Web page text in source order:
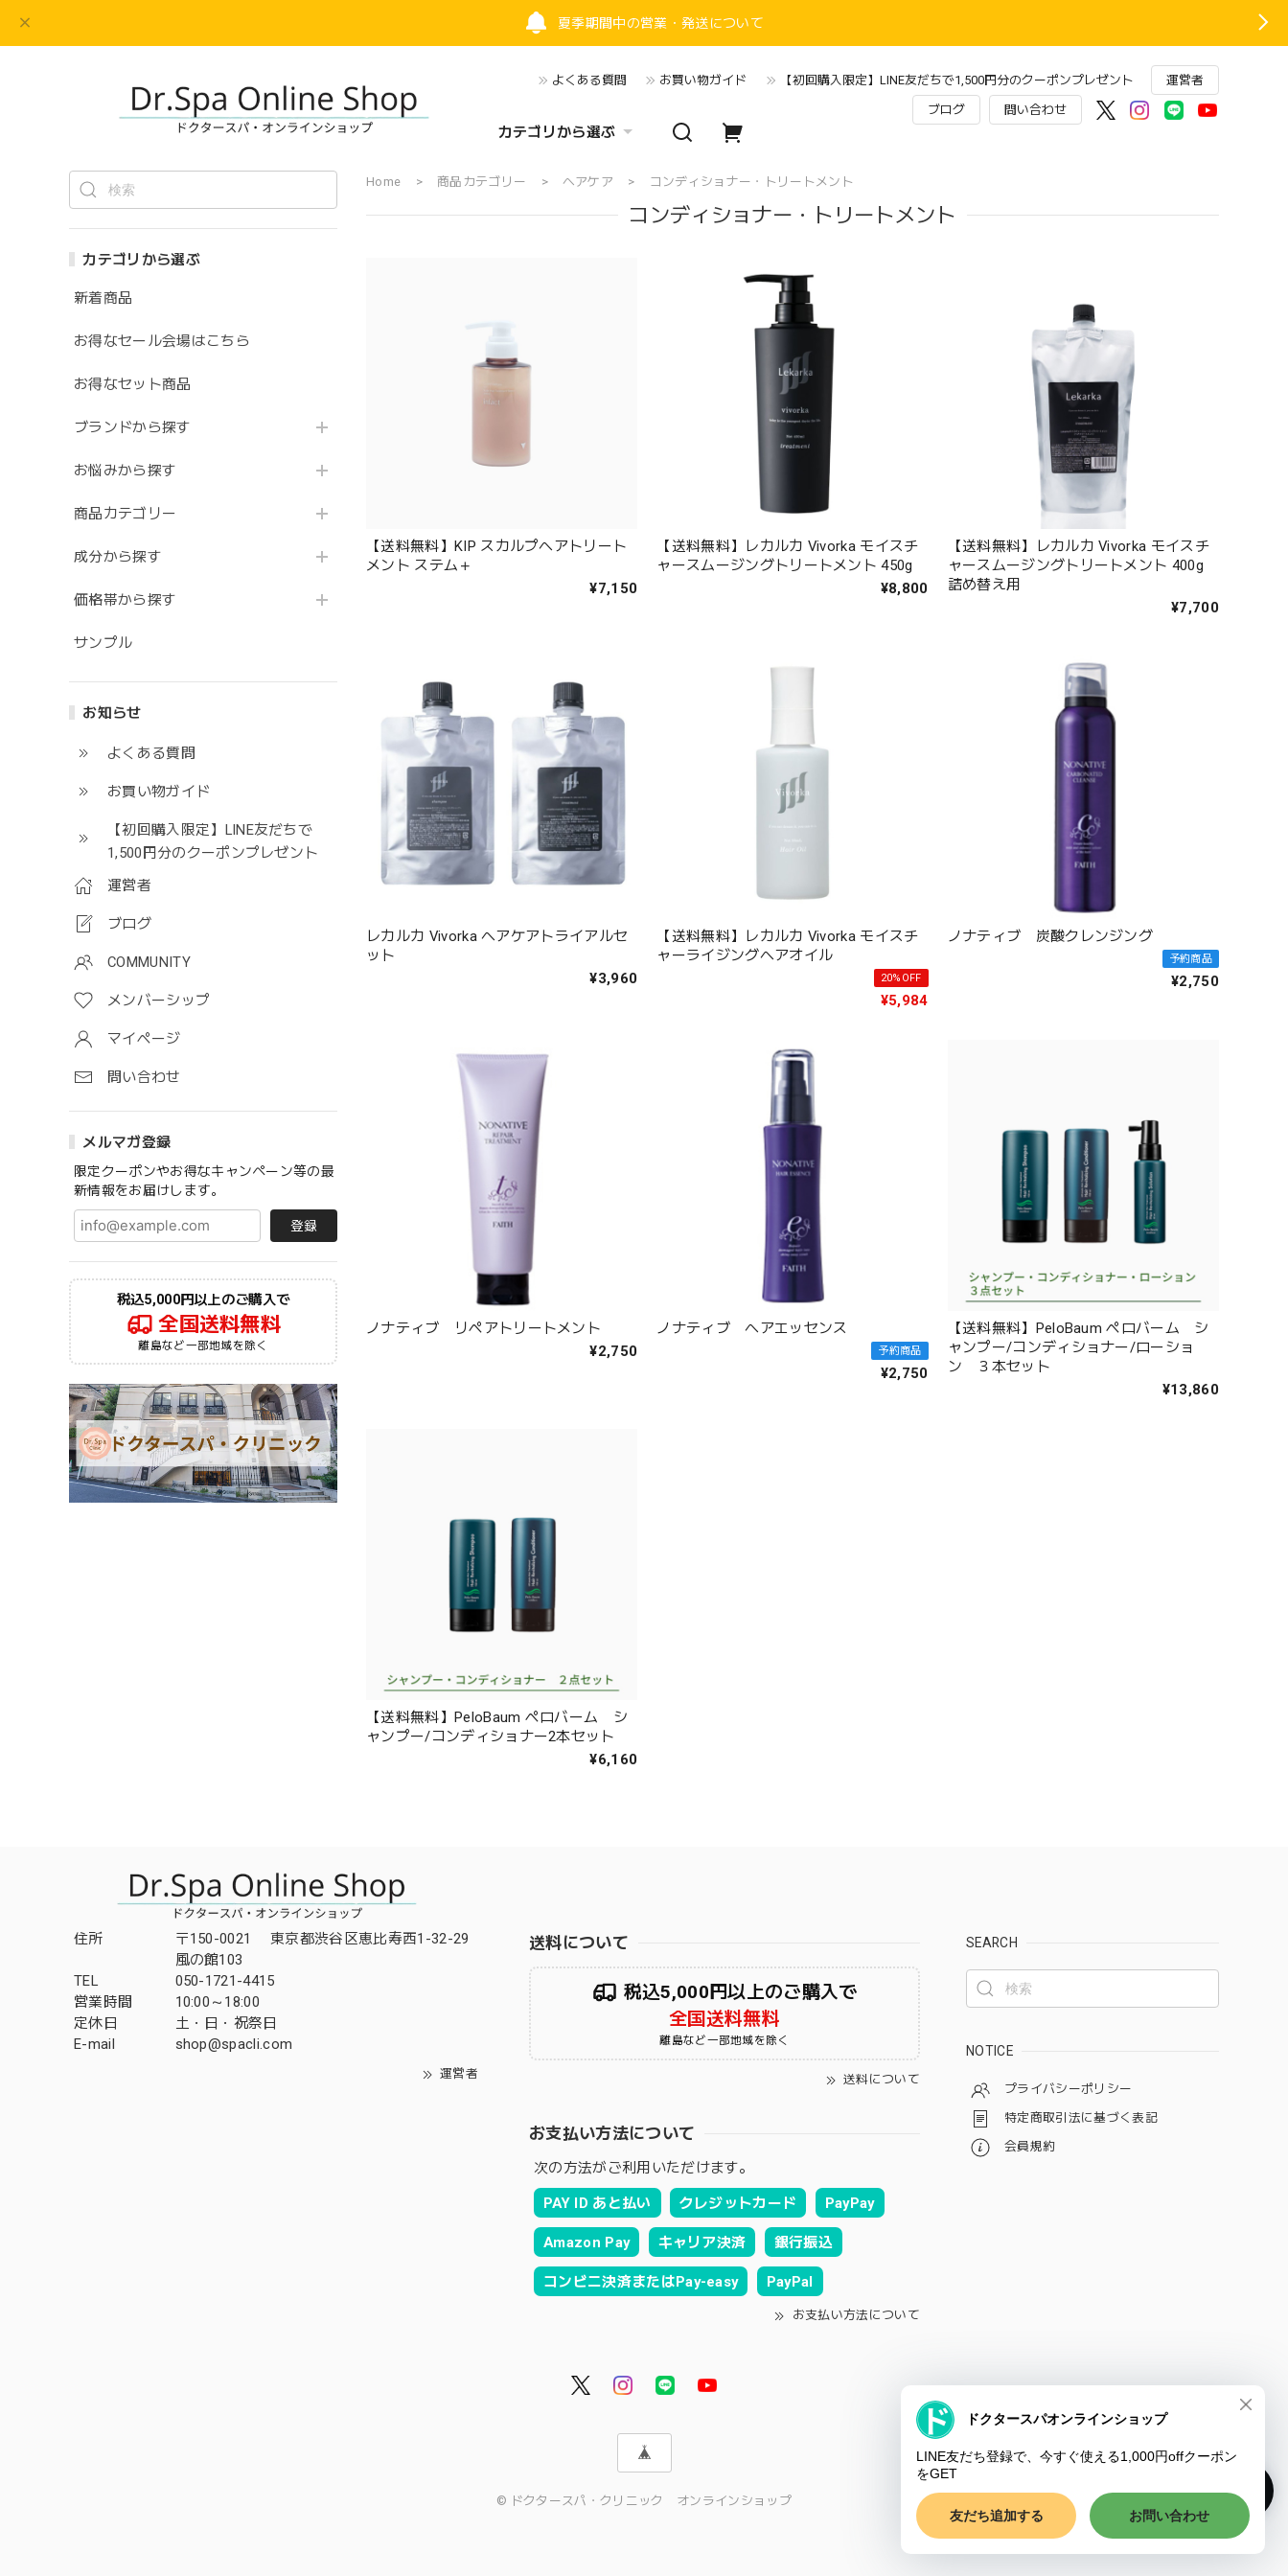
夏季期間中の営業・発送について
よくある質問 お買い物ガイド 【初回購入限定】LINE友だちで1,500円分のクーポンプレゼント 運営者
ブログ 問い合わせ
カテゴリから選ぶ
カテゴリから選ぶ
新着商品
お得なセール会場はこちら
お得なセット商品
ブランドから探す
お悩みから探す
商品カテゴリー
成分から探す
価格帯から探す
サンプル
お知らせ
よくある質問
お買い物ガイド
【初回購入限定】LINE友だちで
1,500円分のクーポンプレゼント
運営者
ブログ
COMMUNITY
メンバーシップ
マイページ
問い合わせ
メルマガ登録
限定クーポンやお得なキャンペーン等の最
新情報をお届けします。
登録
税込5,000円以上のご購入で
全国送料無料
離島など一部地域を除く
Home 商品カテゴリー ヘアケア コンディショナー・トリートメント
コンディショナー・トリートメント
【送料無料】KIP スカルプヘアトリート
メント ステム＋
¥7,150
【送料無料】レカルカ Vivorka モイスチ
ャースムージングトリートメント 450g
¥8,800
【送料無料】レカルカ Vivorka モイスチ
ャースムージングトリートメント 400g
詰め替え用
¥7,700
レカルカ Vivorka ヘアケアトライアルセ
ット
¥3,960
【送料無料】レカルカ Vivorka モイスチ
ャーライジングヘアオイル
20%OFF
¥5,984
ノナティブ 炭酸クレンジング
予約商品
¥2,750
ノナティブ リペアトリートメント
¥2,750
ノナティブ ヘアエッセンス
予約商品
¥2,750
【送料無料】PeloBaum ペロバーム シ
ャンプー/コンディショナー/ローショ
ン ３本セット
¥13,860
【送料無料】PeloBaum ペロバーム シ
ャンプー/コンディショナー2本セット
¥6,160
住所
〒150-0021 東京都渋谷区恵比寿西1-32-29
風の館103
TEL
050-1721-4415
営業時間
10:00～18:00
定休日
土・日・祝祭日
E-mail
shop@spacli.com
運営者
送料について
税込5,000円以上のご購入で
全国送料無料
離島など一部地域を除く
送料について
お支払い方法について
次の方法がご利用いただけます。
PAY ID あと払い クレジットカード PayPay
Amazon Pay キャリア決済 銀行振込
コンビニ決済またはPay-easy PayPal
お支払い方法について
SEARCH
NOTICE
プライバシーポリシー
特定商取引法に基づく表記
会員規約
© ドクタースパ・クリニック オンラインショップ